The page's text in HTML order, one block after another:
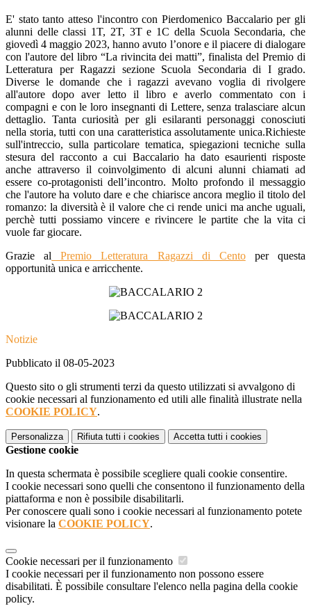
E' stato tanto atteso l'incontro con Pierdomenico Baccalario per gli
alunni delle classi 1T, 2T, 3T e 1C della Scuola Secondaria, che
giovedì 4 maggio 2023, hanno avuto l’onore e il piacere di dialogare
con l'autore del libro “La rivincita dei matti”, finalista del Premio di
Letteratura per Ragazzi sezione Scuola Secondaria di I grado.
Diverse le domande che i ragazzi avevano voglia di rivolgere
all'autore dopo aver letto il libro e averlo commentato con i
compagni e con le loro insegnanti di Lettere, senza tralasciare alcun
dettaglio. Tanta curiosità per gli esilaranti personaggi conosciuti
nella storia, tutti con una caratteristica assolutamente unica.Richieste
sull'intreccio, sulla particolare tematica, spiegazioni tecniche sulla
stesura del racconto a cui Baccalario ha dato esaurienti risposte
anche attraverso il coinvolgimento di alcuni alunni chiamati ad
essere co-protagonisti dell’incontro. Molto profondo il messaggio
che l'autore ha voluto dare e che chiarisce ancora meglio il titolo del
romanzo: la diversità è il valore che ci rende unici ma anche uguali,
perchè tutti possiamo vincere e rivincere le partite che la vita ci
vuole far giocare.
Grazie al Premio Letteratura Ragazzi di Centoper questa
opportunità unica e arricchente.
Notizie
Pubblicato il 08-05-2023
Questo sito o gli strumenti terzi da questo utilizzati si avvalgono di
cookie necessari al funzionamento ed utili alle finalità illustrate nella
COOKIE POLICY.
Personalizza Rifiuta tutti i cookies Accetta tutti i cookies
Gestione cookie
In questa schermata è possibile scegliere quali cookie consentire.
I cookie necessari sono quelli che consentono il funzionamento della
piattaforma e non è possibile disabilitarli.
Per conoscere quali sono i cookie necessari al funzionamento potete
visionare la COOKIE POLICY.
Cookie necessari per il funzionamento
I cookie necessari per il funzionamento non possono essere
disabilitati. È possibile consultare l'elenco nella pagina della cookie
policy.